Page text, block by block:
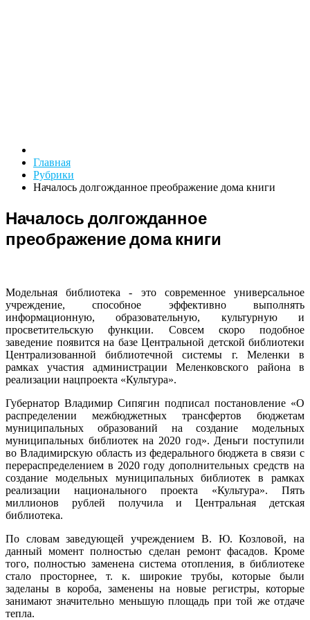
Главная
Рубрики
Началось долгожданное преображение дома книги
Началось долгожданное
преображение дома книги
Модельная библиотека - это современное универсальное
учреждение, способное эффективно выполнять
информационную, образовательную, культурную и
просветительскую функции. Совсем скоро подобное
заведение появится на базе Центральной детской библиотеки
Централизованной библиотечной системы г. Меленки в
рамках участия администрации Меленковского района в
реализации нацпроекта «Культура».
Губернатор Владимир Сипягин подписал постановление «О
распределении межбюджетных трансфертов бюджетам
муниципальных образований на создание модельных
муниципальных библиотек на 2020 год». Деньги поступили
во Владимирскую область из федерального бюджета в связи с
перераспределением в 2020 году дополнительных средств на
создание модельных муниципальных библиотек в рамках
реализации национального проекта «Культура». Пять
миллионов рублей получила и Центральная детская
библиотека.
По словам заведующей учреждением В. Ю. Козловой, на
данный момент полностью сделан ремонт фасадов. Кроме
того, полностью заменена система отопления, в библиотеке
стало просторнее, т. к. широкие трубы, которые были
заделаны в короба, заменены на новые регистры, которые
занимают значительно меньшую площадь при той же отдаче
тепла.